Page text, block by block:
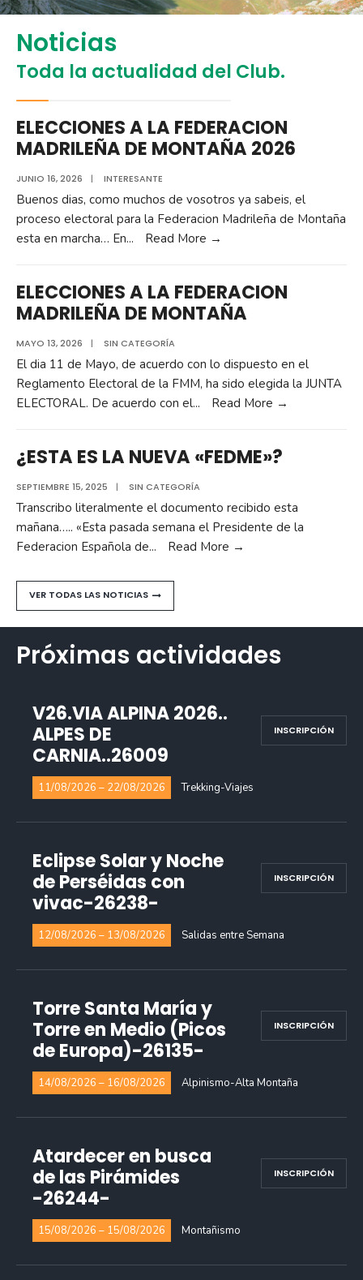
Noticias
Toda la actualidad del Club.
ELECCIONES A LA FEDERACION
MADRILEÑA DE MONTAÑA 2026
JUNIO 16, 2026 | INTERESANTE
Buenos dias, como muchos de vosotros ya sabeis, el
proceso electoral para la Federacion Madrileña de Montaña
esta en marcha… En... Read More →
ELECCIONES A LA FEDERACION
MADRILEÑA DE MONTAÑA
MAYO 13, 2026 | SIN CATEGORÍA
El dia 11 de Mayo, de acuerdo con lo dispuesto en el
Reglamento Electoral de la FMM, ha sido elegida la JUNTA
ELECTORAL. De acuerdo con el... Read More →
¿ESTA ES LA NUEVA «FEDME»?
SEPTIEMBRE 15, 2025 | SIN CATEGORÍA
Transcribo literalmente el documento recibido esta
mañana….. «Esta pasada semana el Presidente de la
Federacion Española de... Read More →
VER TODAS LAS NOTICIAS
Próximas actividades
INSCRIPCIÓN
V26.VIA ALPINA 2026..
ALPES DE
CARNIA..26009
11/08/2026 – 22/08/2026 Trekking-Viajes
INSCRIPCIÓN
Eclipse Solar y Noche
de Perséidas con
vivac-26238-
12/08/2026 – 13/08/2026 Salidas entre Semana
INSCRIPCIÓN
Torre Santa María y
Torre en Medio (Picos
de Europa)-26135-
14/08/2026 – 16/08/2026 Alpinismo-Alta Montaña
INSCRIPCIÓN
Atardecer en busca
de las Pirámides
-26244-
15/08/2026 – 15/08/2026 Montañismo